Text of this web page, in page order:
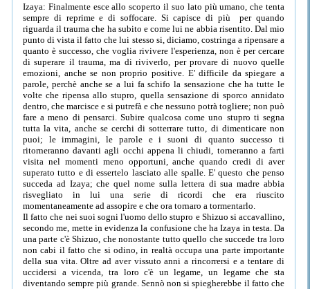
Izaya: Finalmente esce allo scoperto il suo lato più umano, che tenta
sempre di reprime e di soffocare. Si capisce di più per quando
riguarda il trauma che ha subito e come lui ne abbia risentito. Dal mio
punto di vista il fatto che lui stesso si, diciamo, costringa a ripensare a
quanto è successo, che voglia rivivere l'esperienza, non è per cercare
di superare il trauma, ma di riviverlo, per provare di nuovo quelle
emozioni, anche se non proprio positive. E' difficile da spiegare a
parole, perchè anche se a lui fa schifo la sensazione che ha tutte le
volte che ripensa allo stupro, quella sensazione di sporco annidato
dentro, che marcisce e si putrefà e che nessuno potrà togliere; non può
fare a meno di pensarci. Subire qualcosa come uno stupro ti segna
tutta la vita, anche se cerchi di sotterrare tutto, di dimenticare non
puoi; le immagini, le parole e i suoni di quanto successo ti
ritorneranno davanti agli occhi appena li chiudi, torneranno a farti
visita nel momenti meno opportuni, anche quando credi di aver
superato tutto e di essertelo lasciato alle spalle. E' questo che penso
succeda ad Izaya; che quel nome sulla lettera di sua madre abbia
risvegliato in lui una serie di ricordi che era riuscito
momentaneamente ad assopire e che ora tornaro a tormentarlo.
Il fatto che nei suoi sogni l'uomo dello stupro e Shizuo si accavallino,
secondo me, mette in evidenza la confusione che ha Izaya in testa. Da
una parte c'è Shizuo, che nonostante tutto quello che succede tra loro
non cabi il fatto che si odino, in realtà occupa una parte importante
della sua vita. Oltre ad aver vissuto anni a rincorrersi e a tentare di
uccidersi a vicenda, tra loro c'è un legame, un legame che sta
diventando sempre più grande. Sennò non si spiegherebbe il fatto che